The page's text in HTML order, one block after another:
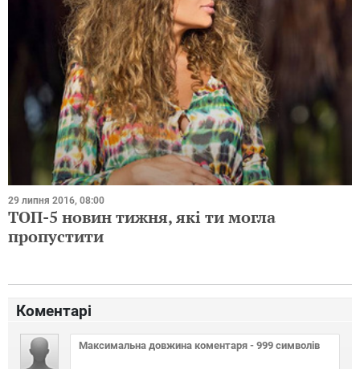
29 липня 2016, 08:00
ТОП-5 новин тижня, які ти могла
пропустити
Коментарі